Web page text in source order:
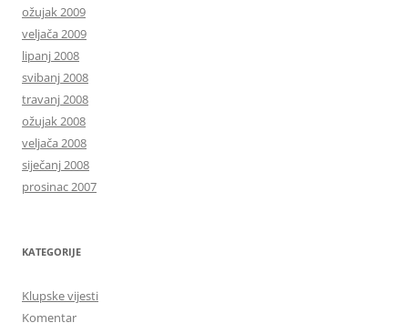
ožujak 2009
veljača 2009
lipanj 2008
svibanj 2008
travanj 2008
ožujak 2008
veljača 2008
siječanj 2008
prosinac 2007
KATEGORIJE
Klupske vijesti
Komentar